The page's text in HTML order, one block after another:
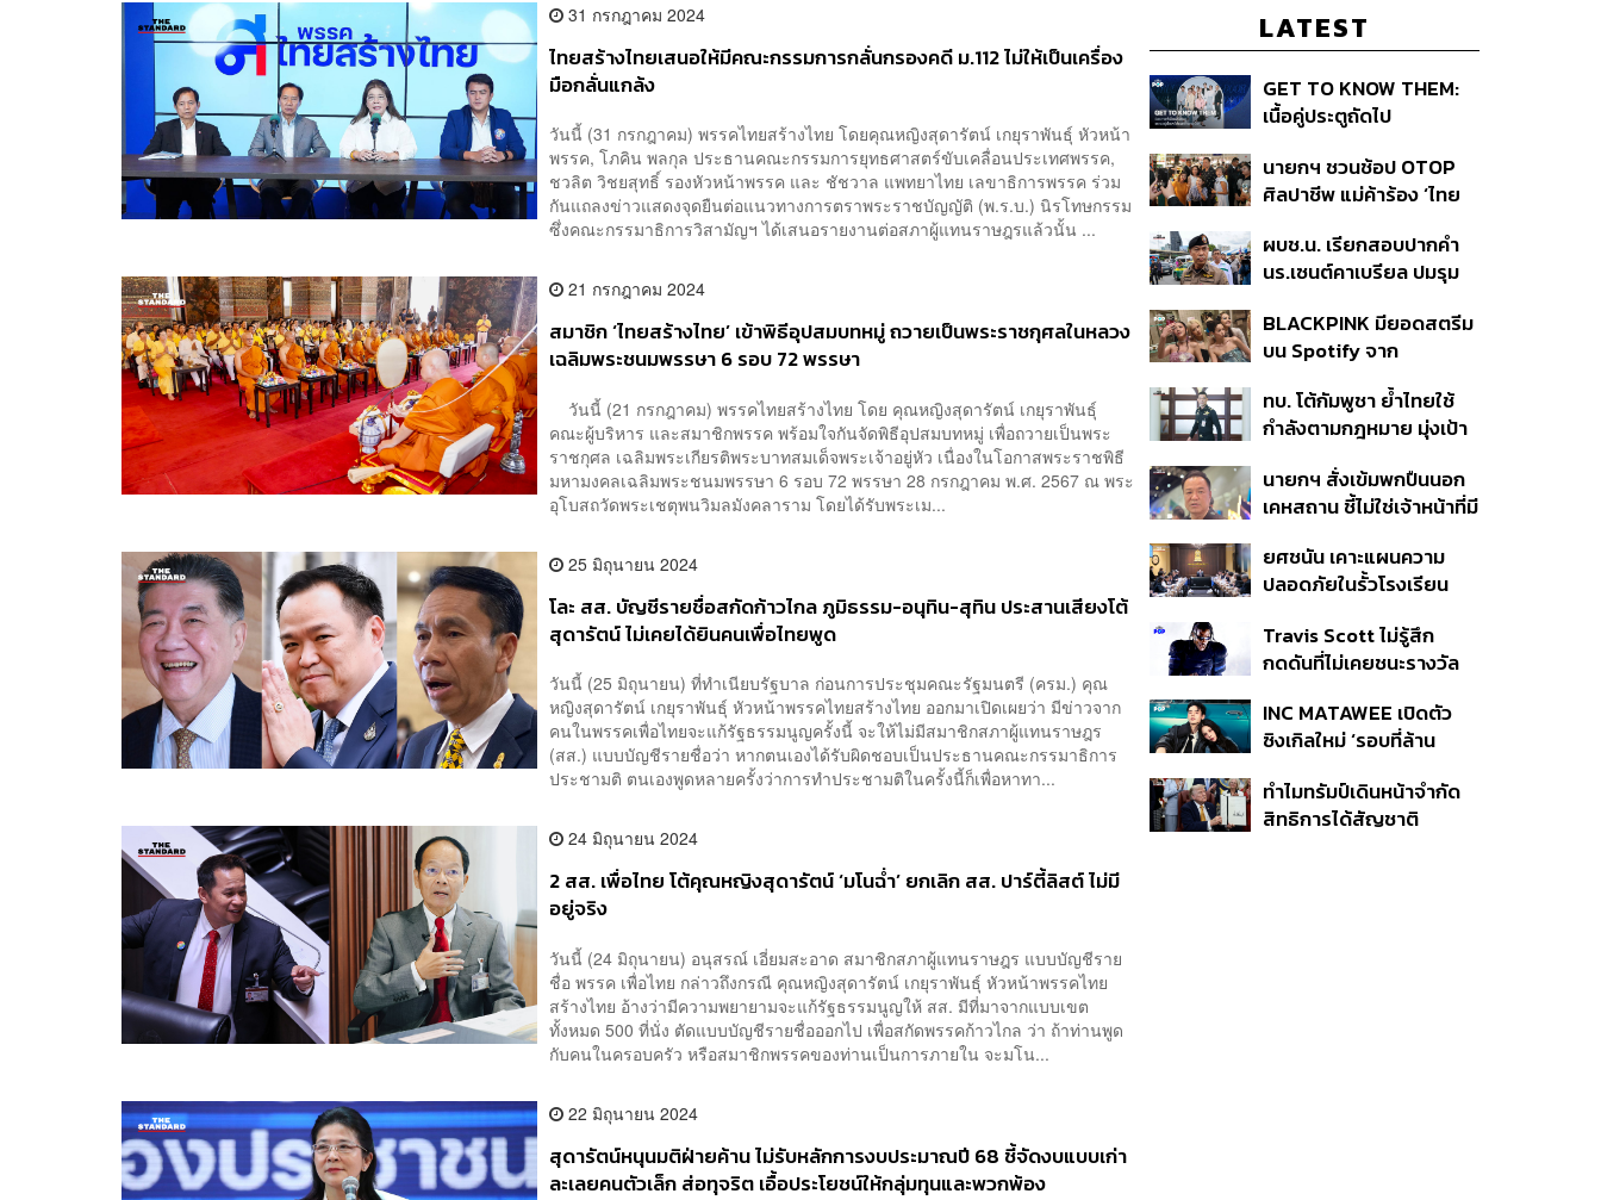
31 กรกฎาคม 2024
ไทยสร้างไทยเสนอให้มีคณะกรรมการกลั่นกรองคดี ม.112 ไม่ให้เป็นเครื่อง
มือกลั่นแกล้ง
วันนี้ (31 กรกฎาคม) พรรคไทยสร้างไทย โดยคุณหญิงสุดารัตน์ เกยุราพันธุ์ หัวหน้า
พรรค, โภคิน พลกุล ประธานคณะกรรมการยุทธศาสตร์ขับเคลื่อนประเทศพรรค,
ชวลิต วิชยสุทธิ์ รองหัวหน้าพรรค และ ชัชวาล แพทยาไทย เลขาธิการพรรค ร่วม
กันแถลงข่าวแสดงจุดยืนต่อแนวทางการตราพระราชบัญญัติ (พ.ร.บ.) นิรโทษกรรม
ซึ่งคณะกรรมาธิการวิสามัญฯ ได้เสนอรายงานต่อสภาผู้แทนราษฎรแล้วนั้น ...
21 กรกฎาคม 2024
สมาชิก ‘ไทยสร้างไทย’ เข้าพิธีอุปสมบทหมู่ ถวายเป็นพระราชกุศลในหลวง
เฉลิมพระชนมพรรษา 6 รอบ 72 พรรษา
วันนี้ (21 กรกฎาคม) พรรคไทยสร้างไทย โดย คุณหญิงสุดารัตน์ เกยุราพันธุ์
คณะผู้บริหาร และสมาชิกพรรค พร้อมใจกันจัดพิธีอุปสมบทหมู่ เพื่อถวายเป็นพระ
ราชกุศล เฉลิมพระเกียรติพระบาทสมเด็จพระเจ้าอยู่หัว เนื่องในโอกาสพระราชพิธี
มหามงคลเฉลิมพระชนมพรรษา 6 รอบ 72 พรรษา 28 กรกฎาคม พ.ศ. 2567 ณ พระ
อุโบสถวัดพระเชตุพนวิมลมังคลาราม โดยได้รับพระเม...
25 มิถุนายน 2024
โละ สส. บัญชีรายชื่อ​สกัดก้าวไกล ภูมิธรรม-อนุทิน-สุทิน ประสานเสียงโต้
สุดารัตน์ ไม่เคยได้ยินคนเพื่อไทยพูด
วันนี้ (25 มิถุนายน) ที่ทำเนียบรัฐบาล ก่อนการประชุมคณะรัฐมนตรี (ครม.) คุณ
หญิงสุดารัตน์ เกยุราพันธุ์ หัวหน้าพรรคไทยสร้างไทย ออกมาเปิดเผยว่า มีข่าวจาก
คนในพรรคเพื่อไทยจะแก้รัฐธรรมนูญครั้งนี้ จะให้ไม่มีสมาชิกสภาผู้แทนราษฎร
(สส.) แบบบัญชีรายชื่อว่า หากตนเองได้รับผิดชอบเป็นประธานคณะกรรมาธิการ
ประชามติ ตนเองพูดหลายครั้งว่าการทำประชามติในครั้งนี้ก็เพื่อหาทา...
24 มิถุนายน 2024
2 สส. เพื่อไทย โต้คุณหญิงสุดารัตน์ ‘มโนฉ่ำ’ ยกเลิก สส. ปาร์ตี้ลิสต์ ไม่มี
อยู่จริง
วันนี้ (24 มิถุนายน) อนุสรณ์ เอี่ยมสะอาด สมาชิกสภาผู้แทนราษฎร แบบบัญชีราย
ชื่อ พรรค เพื่อไทย กล่าวถึงกรณี คุณหญิงสุดารัตน์ เกยุราพันธุ์ หัวหน้าพรรคไทย
สร้างไทย อ้างว่ามีความพยายามจะแก้รัฐธรรมนูญให้ สส. มีที่มาจากแบบเขต
ทั้งหมด 500 ที่นั่ง ตัดแบบบัญชีรายชื่อออกไป เพื่อสกัดพรรคก้าวไกล ว่า ถ้าท่านพูด
กับคนในครอบครัว หรือสมาชิกพรรคของท่านเป็นการภายใน จะมโน...
22 มิถุนายน 2024
สุดารัตน์หนุนมติฝ่ายค้าน ไม่รับหลักการงบประมาณปี 68 ชี้จัดงบแบบเก่า
ละเลยคนตัวเล็ก ส่อทุจริต เอื้อประโยชน์ให้กลุ่มทุนและพวกพ้อง
LATEST
GET TO KNOW THEM:
เนื้อคู่ประตูถัดไป
นายกฯ ชวนช้อป OTOP
ศิลปาชีพ แม่ค้าร้อง ‘ไทย
ถามมีต่อไหม นายกฯ ตอบ
‘เดี๋ยวจะพยายาม’
ผบช.น. เรียกสอบปากคำ
นร.เซนต์คาเบรียล ปมรุม
ดำเนินคดีแล้ว
BLACKPINK มียอดสตรีม
บน Spotify จาก
ครั้ง ตลอด 10 ปีที่ผ่านมา
ทบ. โต้กัมพูชา ย้ำไทยใช้
กำลังตามกฎหมาย มุ่งเป้า
หายไทยไม่อาจลบด้วย
ข้อมูลบิดเบือน
นายกฯ สั่งเข้มพกปืนนอก
เคหสถาน ชี้ไม่ใช่เจ้าหน้าที่มี
ก่อเหตุ เจ้าของร่วมรับผิด
ยศชนัน เคาะแผนความ
ปลอดภัยในรั้วโรงเรียน
ดูแล-คุมเข้มคัดกรองสิ่ง
ผิดกฎหมาย
Travis Scott ไม่รู้สึก
กดดันที่ไม่เคยชนะรางวัล
แล้ว 10 ครั้ง
INC MATAWEE เปิดตัว
ซิงเกิลใหม่ ‘รอบที่ล้าน
มาแสดงในมิวสิกวิดีโอ
ทำไมทรัมป์เดินหน้าจำกัด
สิทธิการได้สัญชาติ